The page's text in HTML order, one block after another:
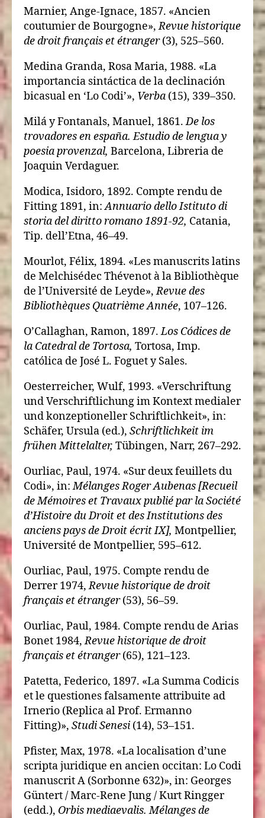
Marnier, Ange-Ignace, 1857. «Ancien
coutumier de Bourgogne»,Revue historique
de droit français et étranger(3), 525–560.
Medina Granda, Rosa Maria, 1988. «La
importancia sintáctica de la declinación
bicasual en ‘Lo Codi’», Verba (15), 339–350.
Milá y Fontanals, Manuel, 1861.De los
trovadores en españa. Estudio de lengua y
poesia provenzal, Barcelona, Libreria de
Joaquin Verdaguer.
Modica, Isidoro, 1892. Compte rendu de
Fitting 1891, in:Annuario dello Istituto di
storia del diritto romano 1891-92, Catania,
Tip. dell’Etna, 46–49.
Mourlot, Félix, 1894. «Les manuscrits latins
de Melchisédec Thévenot à la Bibliothèque
de l’Université de Leyde»,Revue des
Bibliothèques Quatrième Année, 107–126.
O’Callaghan, Ramon, 1897.Los Códices de
la Catedral de Tortosa, Tortosa, Imp.
católica de José L. Foguet y Sales.
Oesterreicher, Wulf, 1993. «Verschriftung
und Verschriftlichung im Kontext medialer
und konzeptioneller Schriftlichkeit», in:
Schäfer, Ursula (ed.), Schriftlichkeit im
frühen Mittelalter, Tübingen, Narr, 267–292.
Ourliac, Paul, 1974. «Sur deux feuillets du
Codi», in:Mélanges Roger Aubenas [Recueil
de Mémoires et Travaux publié par la Société
d’Histoire du Droit et des Institutions des
anciens pays de Droit écrit IX], Montpellier,
Université de Montpellier, 595–612.
Ourliac, Paul, 1975. Compte rendu de
Derrer 1974,Revue historique de droit
français et étranger(53), 56–59.
Ourliac, Paul, 1984. Compte rendu de Arias
Bonet 1984,Revue historique de droit
français et étranger(65), 121–123.
Patetta, Federico, 1897. «La Summa Codicis
et le questiones falsamente attribuite ad
Irnerio (Replica al Prof. Ermanno
Fitting)», Studi Senesi (14), 53–151.
Pfister, Max, 1978. «La localisation d’une
scripta juridique en ancien occitan: Lo Codi
manuscrit A (Sorbonne 632)», in: Georges
Güntert / Marc-Rene Jung / Kurt Ringger
(edd.), Orbis mediaevalis. Mélanges de